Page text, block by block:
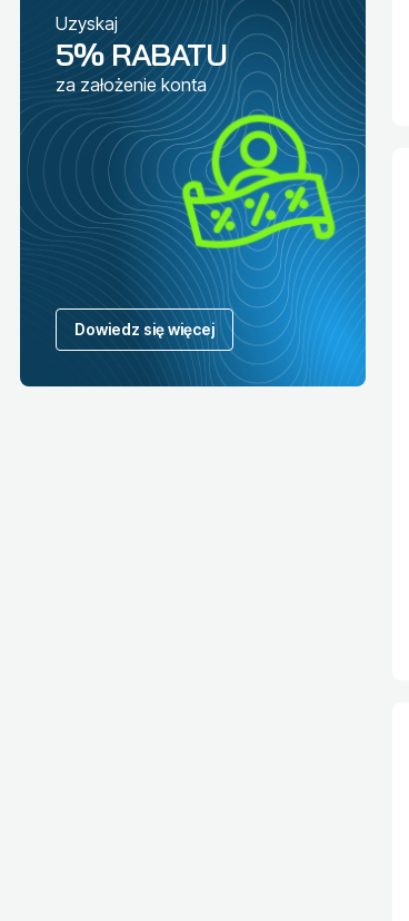
Uzyskaj
5% RABATU
za założenie konta
Dowiedz się więcej